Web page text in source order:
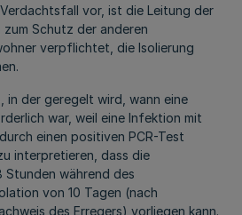
vor, ist die Leitung der
Schutz der anderen
verpflichtet, die Isolierung
in der geregelt wird, wann eine
war, weil eine Infektion mit
einen positiven PCR-Test
interpretieren, dass die
während des
von 10 Tagen (nach
des Erregers) vorliegen kann.